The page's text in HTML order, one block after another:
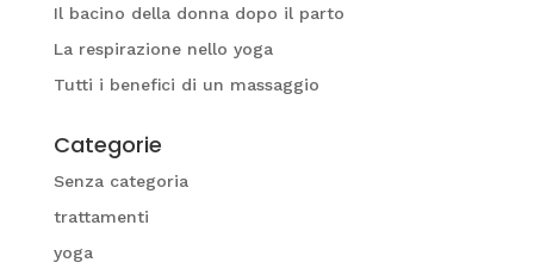
Il bacino della donna dopo il parto
La respirazione nello yoga
Tutti i benefici di un massaggio
Categorie
Senza categoria
trattamenti
yoga